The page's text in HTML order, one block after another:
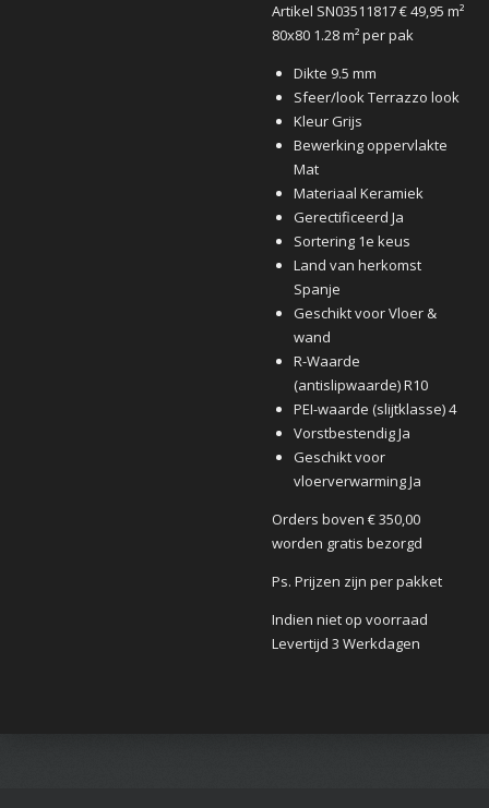
Artikel SN03511817 € 49,95 m²
80x80 1.28 m² per pak
Dikte 9.5 mm
Sfeer/look Terrazzo look
Kleur Grijs
Bewerking oppervlakte
Mat
Materiaal Keramiek
Gerectificeerd Ja
Sortering 1e keus
Land van herkomst
Spanje
Geschikt voor Vloer &
wand
R-Waarde
(antislipwaarde) R10
PEI-waarde (slijtklasse) 4
Vorstbestendig Ja
Geschikt voor
vloerverwarming Ja
Orders boven € 350,00
worden gratis bezorgd
Ps. Prijzen zijn per pakket
Indien niet op voorraad
Levertijd 3 Werkdagen